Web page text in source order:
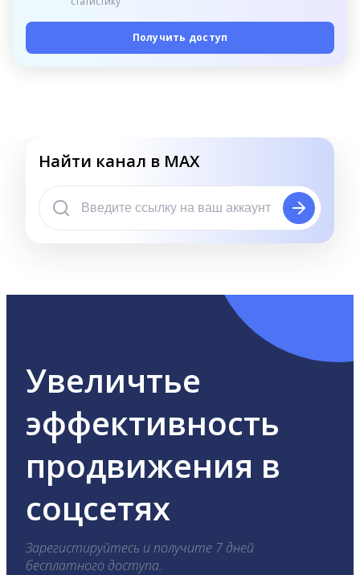
Получить доступ
Найти канал в MAX
Увеличтье
эффективность
продвижения в
соцсетях
Зарегистируйтесь и получите 7 дней
бесплатного доступа.